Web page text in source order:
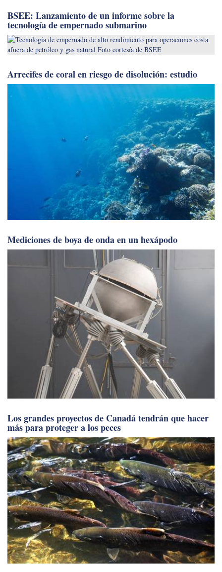
BSEE: Lanzamiento de un informe sobre la
tecnología de empernado submarino
Arrecifes de coral en riesgo de disolución: estudio
Mediciones de boya de onda en un hexápodo
Los grandes proyectos de Canadá tendrán que hacer
más para proteger a los peces